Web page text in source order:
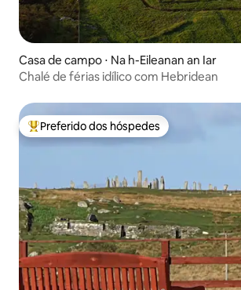
Casa de campo ⋅ Na h-Eileanan an Iar
Chalé de férias idílico com Hebridean
Entre os melhores preferidos dos hóspedes
Preferido dos hóspedes